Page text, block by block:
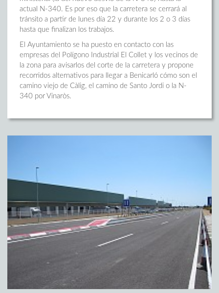
actual N-340. Es por eso que la carretera se cerrará al
tránsito a partir de lunes día 22 y durante los 2 o 3 días
hasta que finalizan los trabajos.
El Ayuntamiento se ha puesto en contacto con las
empresas del Polígono Industrial El Collet y los vecinos de
la zona para avisarlos del corte de la carretera y propone
recorridos alternativos para llegar a Benicarló cómo son el
camino viejo de Càlig, el camino de Santo Jordi o la N-
340 por Vinaròs.